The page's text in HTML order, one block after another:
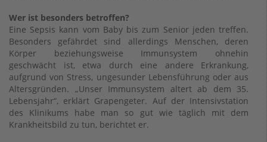
Wer ist besonders betroffen?
Eine Sepsis kann vom Baby bis zum Senior jeden treffen.
Besonders gefährdet sind allerdings Menschen, deren
Körper beziehungsweise Immunsystem ohnehin
geschwächt ist, etwa durch eine andere Erkrankung,
aufgrund von Stress, ungesunder Lebensführung oder aus
Altersgründen. „Unser Immunsystem altert ab dem 35.
Lebensjahr“, erklärt Grapengeter. Auf der Intensivstation
des Klinikums habe man so gut wie täglich mit dem
Krankheitsbild zu tun, berichtet er.